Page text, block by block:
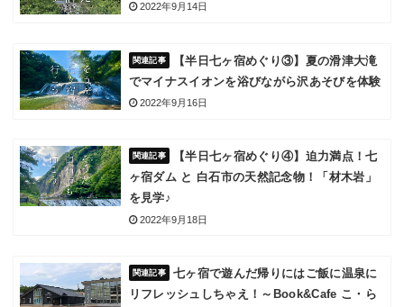
2022年9月14日
【半日七ヶ宿めぐり③】夏の滑津大滝
でマイナスイオンを浴びながら沢あそびを体験
2022年9月16日
【半日七ヶ宿めぐり④】迫力満点！七
ヶ宿ダム と 白石市の天然記念物！「材木岩」
を見学♪
2022年9月18日
七ヶ宿で遊んだ帰りにはご飯に温泉に
リフレッシュしちゃえ！～Book&Cafe こ・ら